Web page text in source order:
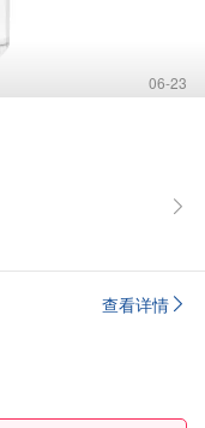
06-23
查看详情